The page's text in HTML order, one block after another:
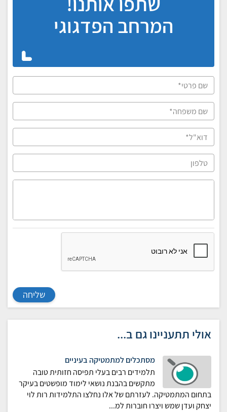
המרחב הפדגוגי
שליחה
אולי תתעניינו גם ב...
מסתכלים למתמטיקה בעיניים
תלמידים רבים בעלי תפיסה חזותית טובה
מתקשים בהבנת נושאי לימוד מופשטים בעיקר
בתחום המתמטיקה. לעזרתם של אלו נחלצו התלמידות רות לוי
יצחק ועדן שמש ויצרו חוברות למ...